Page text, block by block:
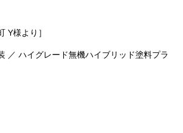
Y様より］
／ ハイグレード無機ハイブリッド塗料プラ